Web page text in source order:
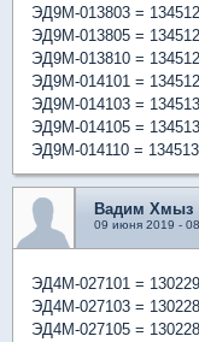
ЭД9М-013803 =
ЭД9М-013805 =
ЭД9М-013810 =
ЭД9М-014101 =
ЭД9М-014103 =
ЭД9М-014105 =
ЭД9М-014110 =
Вадим Хмыз
09 июня 2019 -
ЭД4М-027101 =
ЭД4М-027103 =
ЭД4М-027105 =